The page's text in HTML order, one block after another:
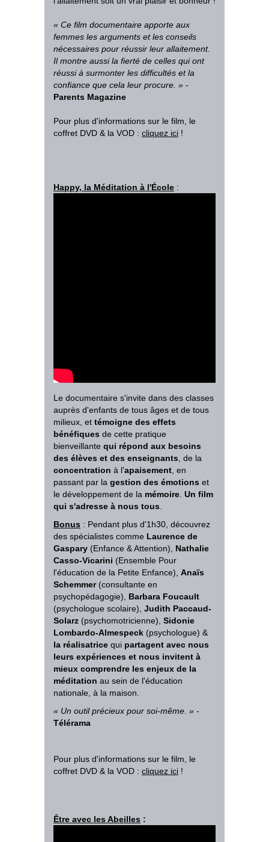
« Ce film documentaire apporte aux
femmes les arguments et les conseils
nécessaires pour réussir leur allaitement.
Il montre aussi la fierté de celles qui ont
réussi à surmonter les difficultés et la
confiance que cela leur procure. » -
Parents Magazine
Pour plus d'informations sur le film, le
coffret DVD & la VOD : cliquez ici !
Happy, la Méditation à l'École :
Le documentaire s'invite dans des classes
auprès d'enfants de tous âges et de tous
milieux, et témoigne des effets
bénéfiques de cette pratique
bienveillante qui répond aux besoins
des élèves et des enseignants, de la
concentration à l'apaisement, en
passant par la gestion des émotions et
le développement de la mémoire. Un film
qui s'adresse à nous tous.
Bonus : Pendant plus d'1h30, découvrez
des spécialistes comme Laurence de
Gaspary (Enfance & Attention), Nathalie
Casso-Vicarini (Ensemble Pour
l'éducation de la Petite Enfance), Anaïs
Schemmer(consultante en
psychopédagogie), Barbara Foucault
(psychologue scolaire), Judith Paccaud-
Solarz (psychomotricienne), Sidonie
Lombardo-Almespeck (psychologue) &
la réalisatrice qui partagent avec nous
leurs expériences et nous invitent à
mieux comprendre les enjeux de la
méditation au sein de l'éducation
nationale, à la maison.
« Un outil précieux pour soi-même. » -
Télérama
Pour plus d'informations sur le film, le
coffret DVD & la VOD : cliquez ici !
Être avec les Abeilles :